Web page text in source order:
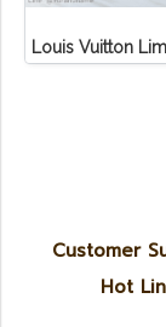
Customer
Hot